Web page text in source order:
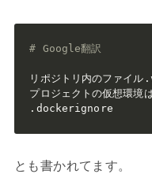
# Google翻訳
リポジトリ内のファイル .
. dockerignore
とも書かれてます。